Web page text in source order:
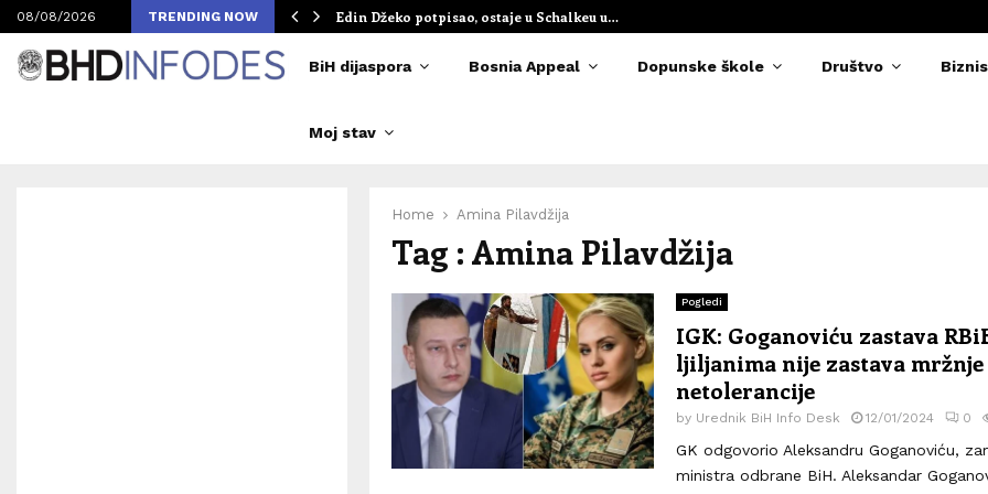
08/08/2026 TRENDING NOW
Merlinovih koncerata Edin Džeko potpisao, ostaje u Schalkeu u…
BiH dijaspora Bosnia Appeal Dopunske škole Društvo Biznis
Moj stav
Home Amina Pilavdžija
Tag : Amina Pilavdžija
Pogledi
IGK: Goganoviću zastava
ljiljanima nije zastava
netolerancije
by Urednik BiH Info Desk 12/01/2024 0
GK odgovorio Aleksandru Goganoviću,
ministra odbrane BiH. Aleksandar